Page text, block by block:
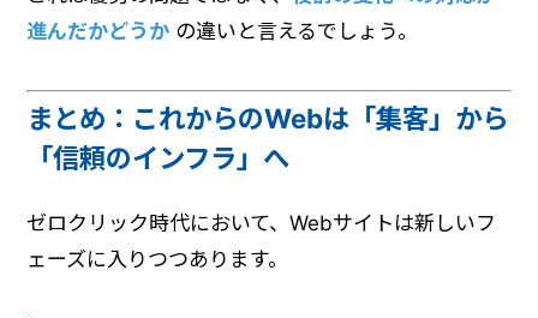
進んだかどうか の違いと言えるでしょう。
まとめ：これからのWebは「集客」から
「信頼のインフラ」へ
ゼロクリック時代において、Webサイトは新しいフ
ェーズに入りつつあります。